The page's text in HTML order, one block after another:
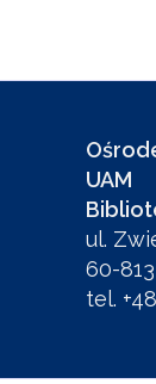
UAM
ul.
60-
tel.